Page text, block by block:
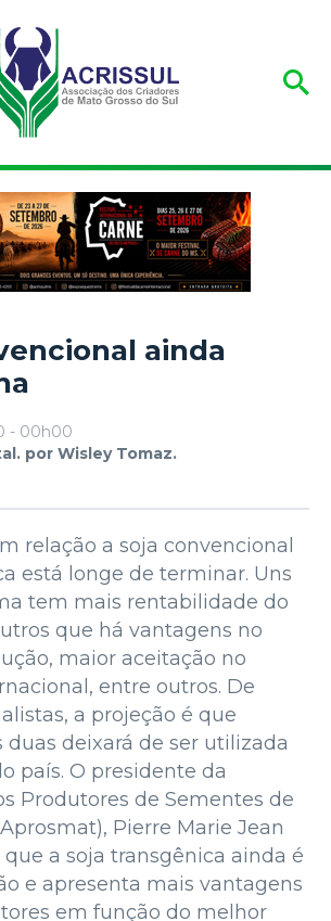
ainda
- 00h00
por Wisley Tomaz.
relação a soja convencional
está longe de terminar. Uns
tem mais rentabilidade do
que há vantagens no
maior aceitação no
entre outros. De
a projeção é que
deixará de ser utilizada
país. O presidente da
Produtores de Sementes de
Pierre Marie Jean
a soja transgênica ainda é
e apresenta mais vantagens
em função do melhor